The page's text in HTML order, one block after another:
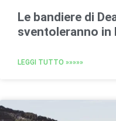
Le bandiere di
sventoleranno in
LEGGI TUTTO »»»»»